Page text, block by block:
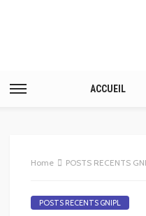
ACCUEIL
Home POSTS RECENTS
POSTS RECENTS GNIPL